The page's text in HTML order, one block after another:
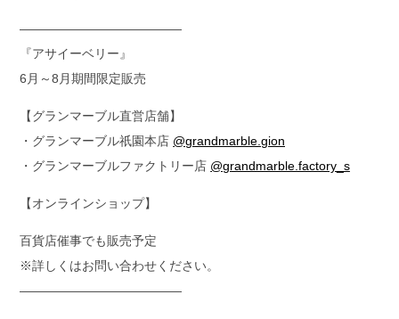
—————————————
『アサイーベリー』
6月～8月期間限定販売
【グランマーブル直営店舗】
・グランマーブル祇園本店 @grandmarble.gion
・グランマーブルファクトリー店 @grandmarble.factory_s
【オンラインショップ】
百貨店催事でも販売予定
※詳しくはお問い合わせください。
—————————————